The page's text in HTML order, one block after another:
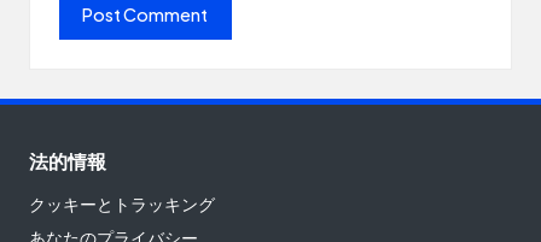
法的情報
クッキーとトラッキング